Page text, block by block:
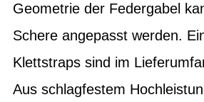
Geometrie der Federgabel
Schere angepasst werden.
Klettstraps sind im
Aus schlagfestem